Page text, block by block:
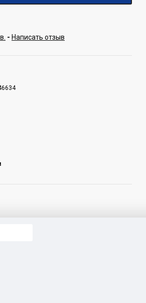
- Написать отзыв